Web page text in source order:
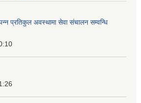
प्रतिकुल अवस्थामा सेवा संचालन सम्वन्धि